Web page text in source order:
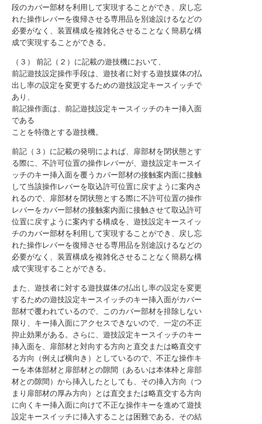
段のカバー部材を利用して実現することができ、戻し忘
れた操作レバーを復帰させる専用品を別途設けるなどの
必要がなく、装置構成を複雑化させることなく簡易な構
成で実現することができる。
（３） 前記（２）に記載の遊技機において、
前記遊技設定操作手段は、遊技者に対する遊技媒体の払
出し率の設定を変更するための遊技設定キースイッチで
あり、
前記操作面は、前記遊技設定キースイッチのキー挿入面
である
ことを特徴とする遊技機。
前記（３）に記載の発明によれば、扉部材を閉状態とす
る際に、不許可位置の操作レバーが、遊技設定キースイ
ッチのキー挿入面を覆うカバー部材の接触案内面に接触
して当該操作レバーを取込許可位置に戻すように案内さ
れるので、扉部材を閉状態とする際に不許可位置の操作
レバーをカバー部材の接触案内面に接触させて取込許可
位置に戻すように案内する構成を、遊技設定キースイッ
チのカバー部材を利用して実現することができ、戻し忘
れた操作レバーを復帰させる専用品を別途設けるなどの
必要がなく、装置構成を複雑化させることなく簡易な構
成で実現することができる。
また、遊技者に対する遊技媒体の払出し率の設定を変更
するための遊技設定キースイッチのキー挿入面がカバー
部材で覆われているので、このカバー部材を排除しない
限り、キー挿入面にアクセスできないので、一定の不正
抑止効果がある。さらに、遊技設定キースイッチのキー
挿入面を、扉部材と対向する方向と直交または略直交す
る方向（例えば横向き）としているので、不正な操作キ
ーを本体部材と扉部材との隙間（あるいは本体枠と扉部
材との隙間）から挿入したとしても、その挿入方向（つ
まり扉部材の厚み方向）とは直交または略直交する方向
に向くキー挿入面に向けて不正な操作キーを進めて遊技
設定キースイッチに挿入することは困難である。その結